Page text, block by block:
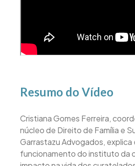
Resumo do Vídeo
Cristiana Gomes Ferreira,
núcleo de Direito de Família e
Garrastazu Advogados, explica
funcionamento do instituto da